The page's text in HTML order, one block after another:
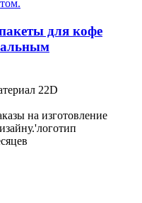
для кофе
22D
на изготовление
'логотип